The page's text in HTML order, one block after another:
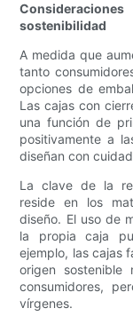
sostenibilidad
A medida que
tanto
opciones de
Las cajas con
una función de
positivamente a
diseñan con
La clave de la
reside en los
diseño. El uso de
la propia caja
ejemplo, las cajas
origen sostenible
consumidores,
vírgenes.